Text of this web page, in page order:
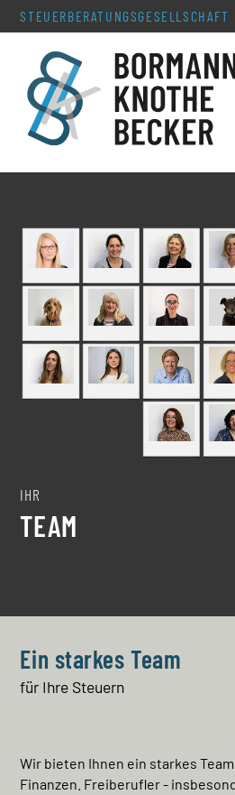
STEUERBERATUNGS­GESELLSCHAFT
SERVICE & AKTUELLES
KONTAKT
IHR
TEAM
Ein starkes Team
für Ihre Steuern
Wir bieten Ihnen ein starkes
Finanzen. Freiberufler -